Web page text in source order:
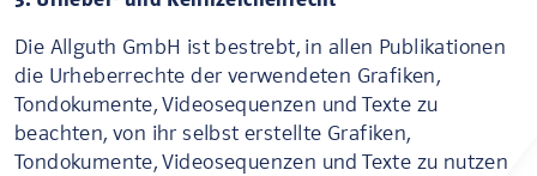
Die Allguth GmbH ist bestrebt, in allen Publikationen
die Urheberrechte der verwendeten Grafiken,
Tondokumente, Videosequenzen und Texte zu
beachten, von ihr selbst erstellte Grafiken,
Tondokumente, Videosequenzen und Texte zu nutzen